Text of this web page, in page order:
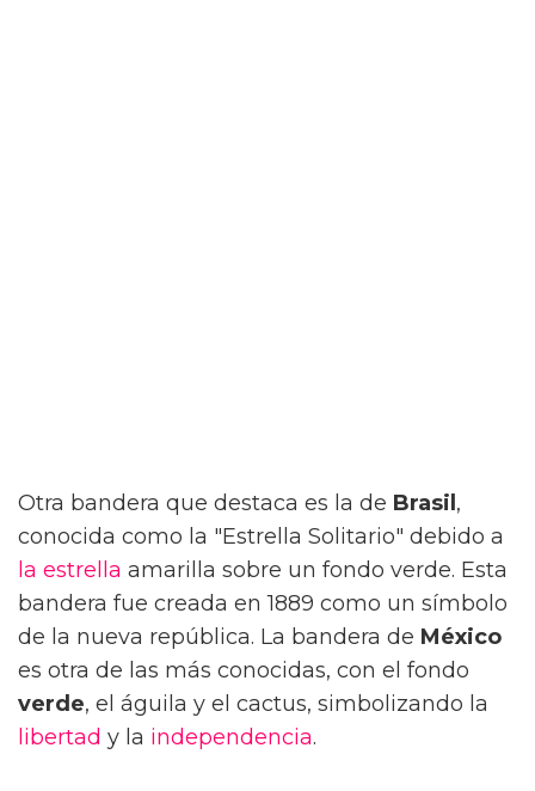
Otra bandera que destaca es la de Brasil ,
conocida como la "Estrella Solitario" debido a
la estrella amarilla sobre un fondo verde. Esta
bandera fue creada en 1889 como un símbolo
de la nueva república. La bandera de México
es otra de las más conocidas, con el fondo
verde, el águila y el cactus, simbolizando la
libertad y la independencia.